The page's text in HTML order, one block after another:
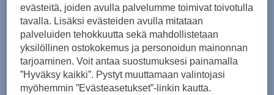
evästeitä, joiden avulla palvelumme toimivat toivotulla
tavalla. Lisäksi evästeiden avulla mitataan
palveluiden tehokkuutta sekä mahdollistetaan
yksilöllinen ostokokemus ja personoidun mainonnan
tarjoaminen. Voit antaa suostumuksesi painamalla
”Hyväksy kaikki”. Pystyt muuttamaan valintojasi
myöhemmin ”Evästeasetukset”-linkin kautta.